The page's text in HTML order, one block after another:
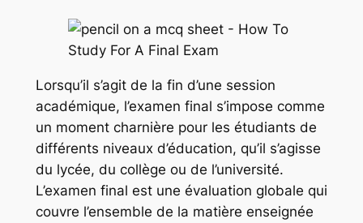
Lorsqu’il s’agit de la fin d’une session
académique, l’examen final s’impose comme
un moment charnière pour les étudiants de
différents niveaux d’éducation, qu’il s’agisse
du lycée, du collège ou de l’université.
L’examen final est une évaluation globale qui
couvre l’ensemble de la matière enseignée